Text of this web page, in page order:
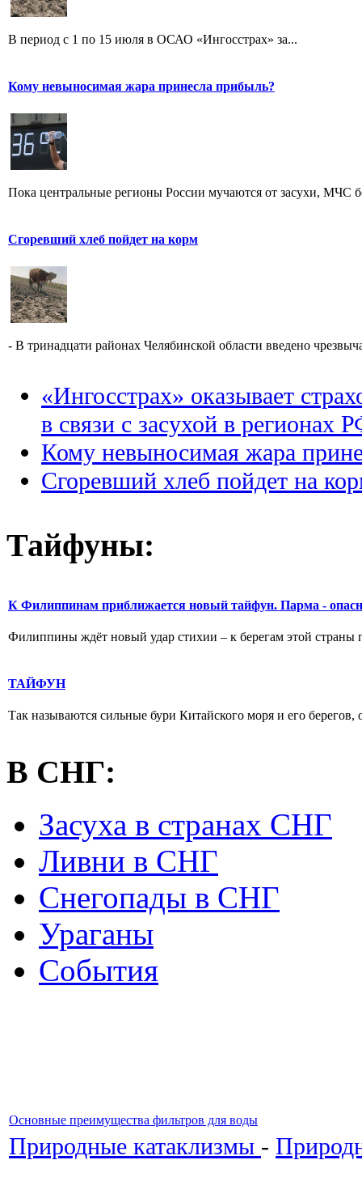
В период с 1 по 15 июля в ОСАО «Ингосстрах» за...
Кому невыносимая жара принесла прибыль?
Пока центральные регионы России мучаются от засухи, МЧС
Сгоревший хлеб пойдет на корм
- В тринадцати районах Челябинской области введено
«Ингосстрах» оказывает
в связи с засухой в регионах
Кому невыносимая жара
Сгоревший хлеб пойдет на
Тайфуны:
К Филиппинам приближается новый тайфун. Парма - опасн
Филиппины ждёт новый удар стихии – к берегам этой
ТАЙФУН
Так называются сильные бури Китайского моря и его
В СНГ:
Засуха в странах СНГ
Ливни в СНГ
Снегопады в СНГ
Ураганы
События
Основные преимущества фильтров для воды
Природные катаклизмы -